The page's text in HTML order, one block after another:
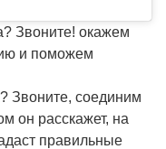
Звоните! окажем
и поможем
Звоните, соединим
он расскажет, на
правильные